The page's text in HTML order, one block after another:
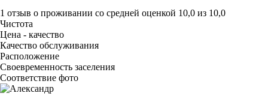
1 отзыв о проживании со средней оценкой 10,0 из 10,0
Чистота
Цена - качество
Качество обслуживания
Расположение
Своевременность заселения
Соответствие фото